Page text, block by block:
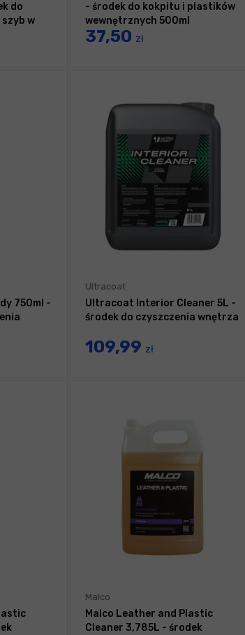
do
w
- środek do kokpitu i plastików
wewnętrznych 500ml
37,50 zł
750ml -
Ultracoat
Ultracoat Interior Cleaner 5L -
środek do czyszczenia wnętrza
109,99 zł
Malco
Malco Leather and Plastic
Cleaner 3,785L - środek